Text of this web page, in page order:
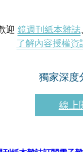
迎 鏡週刊紙本雜誌、
了解內容授權資
獨家深度
線上